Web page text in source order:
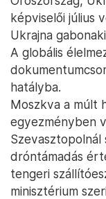
képviselői július
Ukrajna
A globális
hatályba.
Moszkva a múlt
egyezményben
dróntámadás
tengeri
minisztérium